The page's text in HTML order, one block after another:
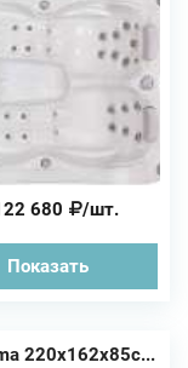
680 /шт.
Показать
220х162х85с...